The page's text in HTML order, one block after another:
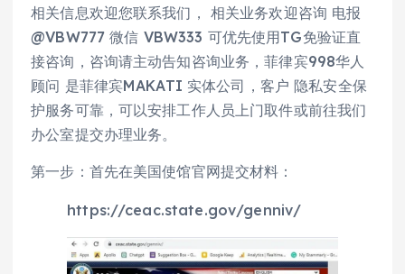
相关信息欢迎您联系我们， 相关业务欢迎咨询 电报
@VBW777 微信 VBW333 可优先使用TG免验证直
接咨询，咨询请主动告知咨询业务，菲律宾998华人
顾问 是菲律宾MAKATI 实体公司，客户 隐私安全保
护服务可靠，可以安排工作人员上门取件或前往我们
办公室提交办理业务。
第一步：首先在美国使馆官网提交材料：
https://ceac.state.gov/genniv/